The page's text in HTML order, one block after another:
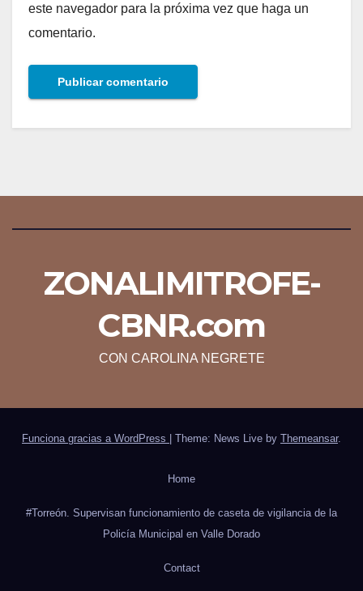
este navegador para la próxima vez que haga un
comentario.
ZONALIMITROFE-
CBNR.com
CON CAROLINA NEGRETE
Funciona gracias a WordPress Theme: News Live by Themeansar.
Home
#Torreón. Supervisan funcionamiento de caseta de vigilancia de la
Policía Municipal en Valle Dorado
Contact